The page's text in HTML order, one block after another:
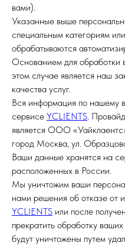
вами).
Указанные выше
специальным категориям
обрабатываются
Основанием для обработки
этом случае является наш
качества услуг.
Вся информация по нашему
сервисе YCLIENTS.
является ООО
город Москва, ул.
Ваши данные хранятся на
расположенных в России.
Мы уничтожим ваши
нами решения об отказе от
YCLIENTS или после
прекратить обработку
будут уничтожены путем